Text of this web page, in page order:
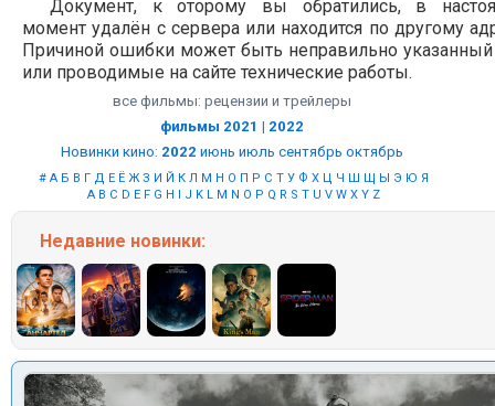
Документ, к оторому вы обратились, в
момент удалён с сервера или находится по другому
Причиной ошибки может быть неправильно указанный
или проводимые на сайте технические работы.
все фильмы: рецензии и трейлеры
фильмы 2021 | 2022
Новинки кино: 2022 июнь июль сентябрь октябрь
# А Б В Г Д Е Ё Ж З И Й К Л М Н О П Р С Т У Ф Х Ц Ч Ш Щ Ы Э Ю Я
A B C D E F G H I J K L M N O P Q R S T U V W X Y Z
Недавние новинки: